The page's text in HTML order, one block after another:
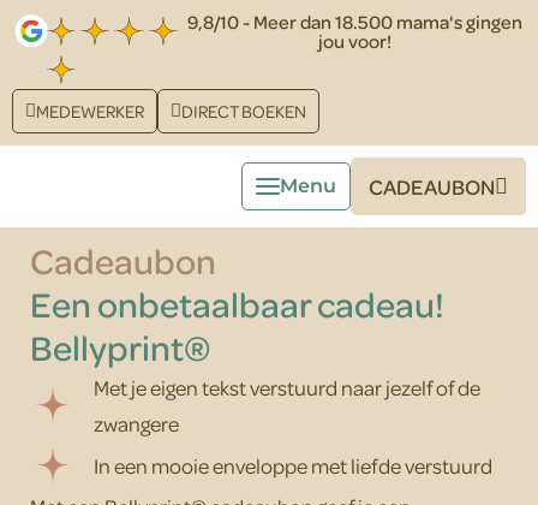
9,8/10 - Meer dan 18.500 mama's gingen
jou voor!
MEDEWERKER DIRECT BOEKEN
CADEAUBON
Cadeaubon
Een onbetaalbaar cadeau!
Bellyprint®
Met je eigen tekst verstuurd naar jezelf of de
zwangere
In een mooie enveloppe met liefde verstuurd